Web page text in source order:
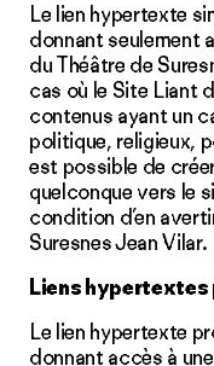
Le lien hypertexte
donnant seulement
du Théâtre de
cas où le Site Liant
contenus ayant un
politique, religieux,
est possible de
quelconque vers le
condition d’en
Suresnes Jean Vilar.
Liens
Le lien hypertexte
donnant accès à